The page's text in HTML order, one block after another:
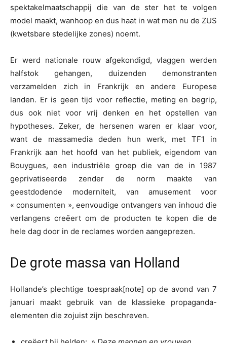
spektakelmaatschappij die van de ster het te volgen
model maakt, wanhoop en dus haat in wat men nu de ZUS
(kwetsbare stedelijke zones) noemt.
Er werd nationale rouw afgekondigd, vlaggen werden
halfstok gehangen, duizenden demonstranten
verzamelden zich in Frankrijk en andere Europese
landen. Er is geen tijd voor reflectie, meting en begrip,
dus ook niet voor vrij denken en het opstellen van
hypotheses. Zeker, de hersenen waren er klaar voor,
want de massamedia deden hun werk, met TF1 in
Frankrijk aan het hoofd van het publiek, eigendom van
Bouygues, een industriële groep die van de in 1987
geprivatiseerde zender de norm maakte van
geestdodende moderniteit, van amusement voor
« consumenten », eenvoudige ontvangers van inhoud die
verlangens creëert om de producten te kopen die de
hele dag door in de reclames worden aangeprezen.
De grote massa van Holland
Hollande’s plechtige toespraak[note] op de avond van 7
januari maakt gebruik van de klassieke propaganda-
elementen die zojuist zijn beschreven.